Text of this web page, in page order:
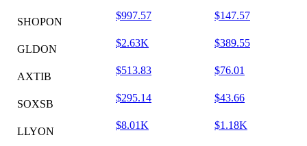
SHOPON
$997.57 $147.57
GLDON
$2.63K $389.55
AXTIB
$513.83 $76.01
SOXSB
$295.14 $43.66
LLYON
$8.01K $1.18K